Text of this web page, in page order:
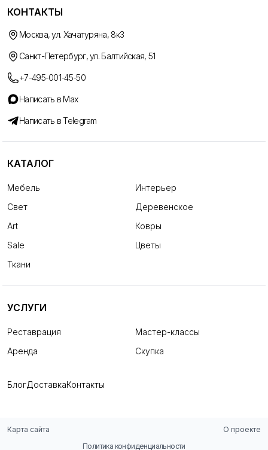
КОНТАКТЫ
Москва, ул. Хачатуряна, 8к3
Санкт-Петербург, ул. Балтийская, 51
+7-495-001-45-50
Написать в Max
Написать в Telegram
КАТАЛОГ
Мебель
Интерьер
Свет
Деревенское
Art
Ковры
Sale
Цветы
Ткани
УСЛУГИ
Реставрация
Мастер-классы
Аренда
Скупка
БлогДоставкаКонтакты
Карта сайта
О проекте
Политика конфиденциальности